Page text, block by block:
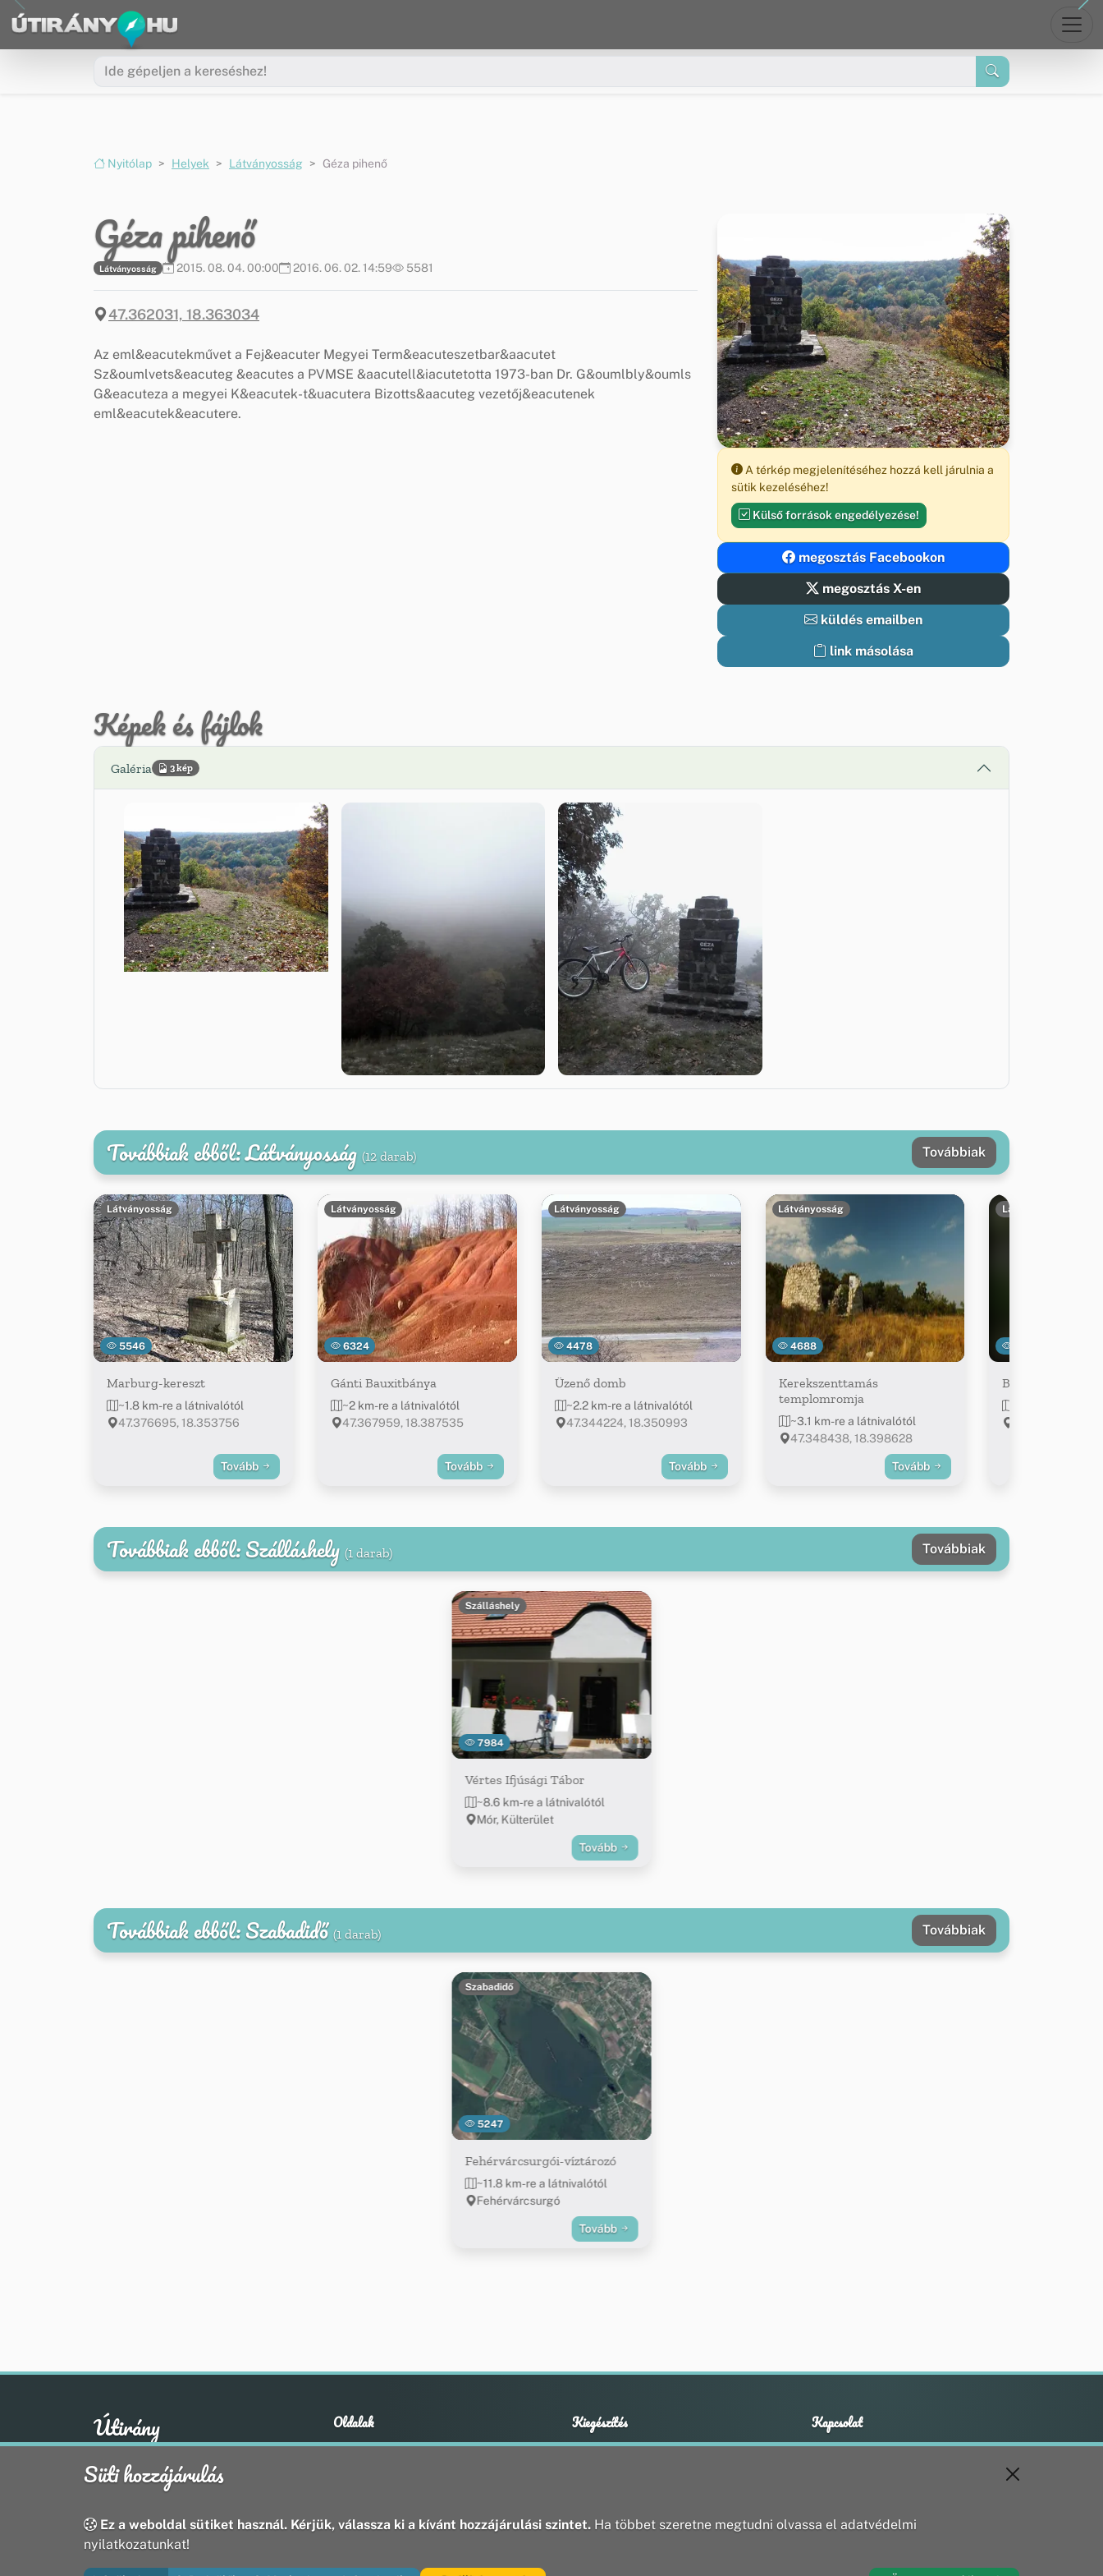
Ugrás a menüre
Ugrás a tartalomra
Nyitólap Helyek Látványosság Géza pihenő
Géza pihenő
Látványosság 2015. 08. 04. 00:00 2016. 06. 02. 14:59 5581
47.362031, 18.363034
Az eml&eacutekművet a Fej&eacuter Megyei Term&eacuteszetbar&aacutet
Sz&oumlvets&eacuteg &eacutes a PVMSE &aacutell&iacutetotta 1973-ban Dr. G&oumlbly&oumls
G&eacuteza a megyei K&eacutek-t&uacutera Bizotts&aacuteg vezetőj&eacutenek
eml&eacutek&eacutere.
A térkép megjelenítéséhez hozzá kell járulnia a
sütik kezeléséhez!
Külső források engedélyezése!
megosztás Facebookon
megosztás X-en
küldés emailben
link másolása
Képek és fájlok
Galéria 3 kép
Továbbiak ebből: Látványosság (12 darab) Továbbiak
5546
Látványosság
Marburg-kereszt
~1.8 km-re a látnivalótól
47.376695, 18.353756
Tovább
6324
Látványosság
Gánti Bauxitbánya
~2 km-re a látnivalótól
47.367959, 18.387535
Tovább
4478
Látványosság
Üzenő domb
~2.2 km-re a látnivalótól
47.344224, 18.350993
Tovább
4688
Látványosság
Kerekszenttamás
templomromja
~3.1 km-re a látnivalótól
47.348438, 18.398628
Tovább
Látványosság
Báraczházi-
Továbbiak ebből: Szálláshely (1 darab) Továbbiak
7984
Szálláshely
Vértes Ifjúsági Tábor
~8.6 km-re a látnivalótól
Mór, Külterület
Tovább
Továbbiak ebből: Szabadidő (1 darab) Továbbiak
5247
Szabadidő
Fehérvárcsurgói-víztározó
~11.8 km-re a látnivalótól
Fehérvárcsurgó
Tovább
Útirány Oldalak
Hírek
Kiegészítés
Adatvédelmi nyilatkozat
Kapcsolat
+36 20 211 1888
Süti hozzájárulás
Ez a weboldal sütiket használ. Kérjük, válassza ki a kívánt hozzájárulási szintet. Ha többet szeretne megtudni olvassa el adatvédelmi
nyilatkozatunkat!